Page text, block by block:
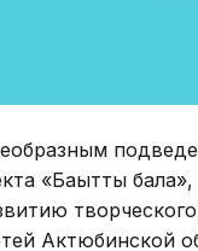
«Бақытты
Актюбинской